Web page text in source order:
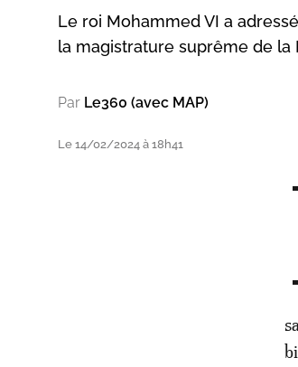
Le roi Mohammed VI a
la magistrature suprême de la
Par Le360 (avec MAP)
Le 14/02/2024 à 18h41